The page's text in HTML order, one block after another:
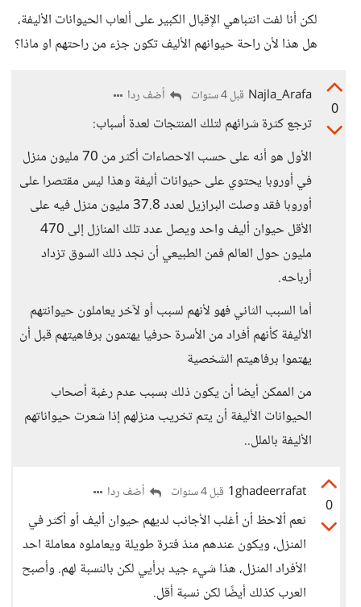
لكن أنا لفت انتباهي الإقبال الكبير على ألعاب الحيوانات الأليفة،
هل هذا لأن راحة حيوانهم الأليف تكون جزء من راحتهم او ماذا؟
0
Najla_Arafa قبل 4 سنوات أضف ردا
ترجع كثرة شرائهم لتلك المنتجات لعدة أسباب:
الأول هو أنه على حسب الاحصاءات أكثر من 70 مليون منزل
في أوروبا يحتوي على حيوانات أليفة وهذا ليس مقتصرا على
أوروبا فقد وصلت البرازيل لعدد 37.8 مليون منزل فيه على
الأقل حيوان أليف واحد ويصل عدد تلك المنازل إلى 470
مليون حول العالم فمن الطبيعي أن نجد ذلك السوق تزداد
أرباحه.
أما السبب الثاني فهو لأنهم لسبب أو لآخر يعاملون حيوانتهم
الأليفة كأنهم أفراد من الأسرة حرفيا يهتمون برفاهيتهم قبل أن
يهتموا برفاهيتم الشخصية
من الممكن أيضا أن يكون ذلك بسبب عدم رغبة أصحاب
الحيوانات الأليفة أن يتم تخريب منزلهم إذا شعرت حيواناتهم
الأليفة بالملل..
0
1ghadeerrafat قبل 4 سنوات أضف ردا
نعم ألاحظ أن أغلب الأجانب لديهم حيوان أليف أو أكثر في
المنزل، ويكون عندهم منذ فترة طويلة ويعاملوه معاملة احد
الأفراد المنزل، هذا شيء جيد برأيي لكن بالنسبة لهم. وأصبح
العرب كذلك أيضًا لكن نسبة أقل.